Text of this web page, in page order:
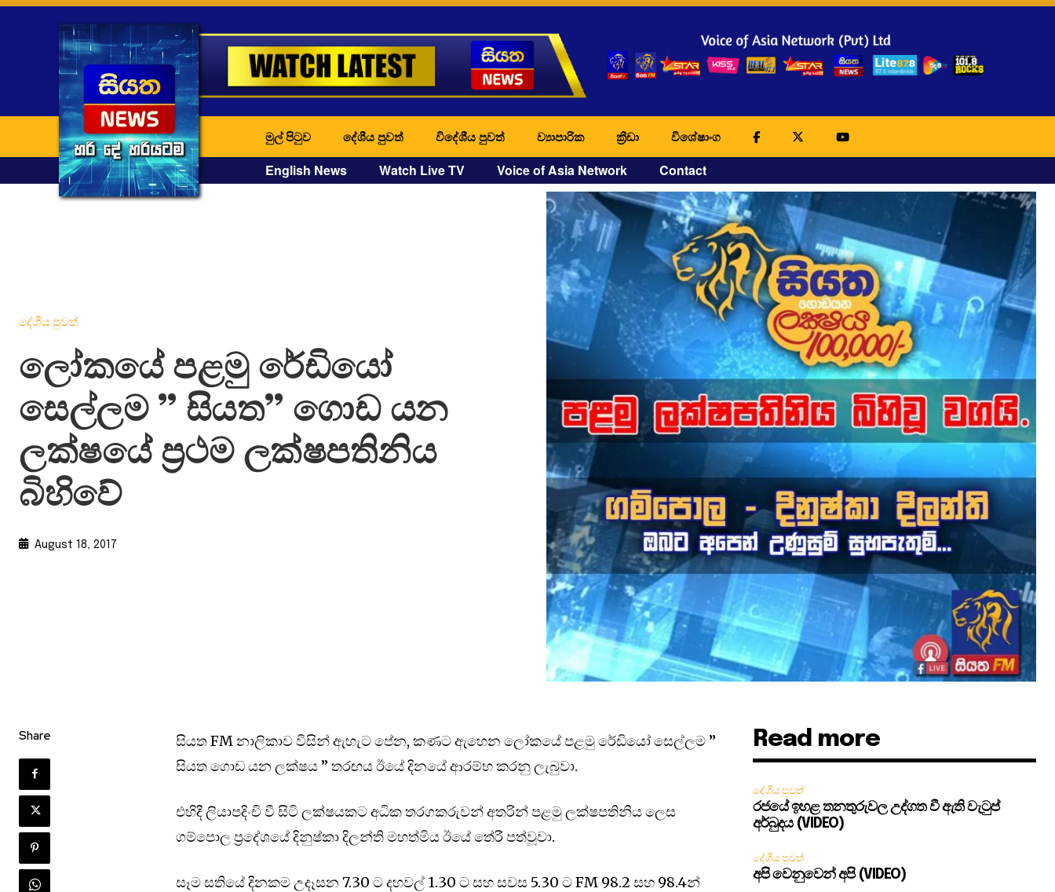
මුල් පිටුව දේශීය පුවත් විදේශීය පුවත් ව්‍යාපාරික ක්‍රීඩා විශේෂාංග
English News Watch Live TV Voice of Asia Network Contact
දේශීය පුවත්
ලෝකයේ පළමු රේඩියෝ
සෙල්ලම ” සියත” ගොඩ යන
ලක්ෂයේ ප්‍රථම ලක්ෂපතිනිය
බිහිවේ
August 18, 2017
Share
සියත FM නාලිකාව විසින් ඇහැට පේන, කණට ඇහෙන ලෝකයේ පළමු රේඩියෝ සෙල්ලම ”
සියත ගොඩ යන ලක්ෂය ” තරඟය ඊයේ දිනයේ ආරම්භ කරනු ලැබුවා.
එහිදී ලියාපදිංචි වී සිටි ලක්ෂයකට අධික තරගකරුවන් අතරින් පළමු ලක්ෂපතිනිය ලෙස
ගම්පොල ප්‍රදේශයේ දිනුෂ්කා දිලන්ති මහත්මිය ඊයේ තේරී පත්වූවා.
සෑම සතියේ දිනකම උදෑසන 7.30 ට දහවල් 1.30 ට සහ සවස 5.30 ට FM 98.2 සහ 98.4න්
Read more
දේශීය පුවත්
රජයේ ඉහළ තනතුරුවල උද්ගත වී ඇති වැටුප්
අර්බුදය (VIDEO)
දේශීය පුවත්
අපි වෙනුවෙන් අපි (VIDEO)